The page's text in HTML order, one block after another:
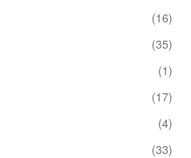
(16)
(35)
(1)
(17)
(4)
(33)